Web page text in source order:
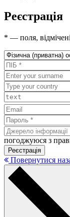
Реєстрація
* — поля,
погоджуюся з
Реєстрація
Повернутися